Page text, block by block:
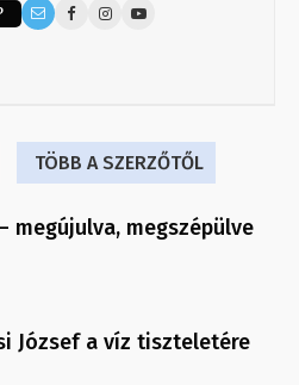
TÖBB A SZERZŐTŐL
megújulva, megszépülve
József a víz tiszteletére